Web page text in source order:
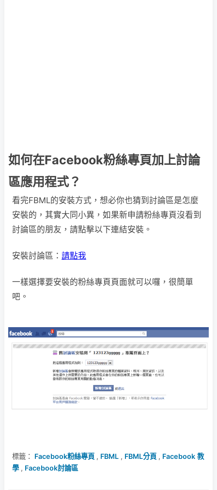
如何在Facebook粉絲專頁加上討論
區應用程式？
看完FBML的安裝方式，想必你也猜到討論區是怎麼
安裝的，其實大同小異，如果新申請粉絲專頁沒看到
討論區的朋友，請點擊以下連結安裝。
安裝討論區： 請點我
一樣選擇要安裝的粉絲專頁頁面就可以囉，很簡單
吧。
標籤： Facebook粉絲專頁 , FBML , FBML分頁 , Facebook 教
學, Facebook討論區